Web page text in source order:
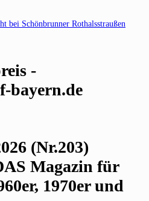
bei Schönbrunner Rothalsstraußen
-
bayern.de
(Nr.203)
Magazin für
1970er und